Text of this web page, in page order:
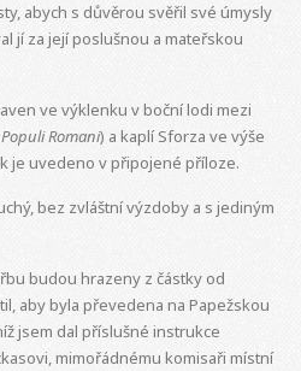
abych s důvěrou svěřil své úmysly
jí za její poslušnou a mateřskou
ve výklenku v boční lodi mezi
Romani) a kaplí Sforza ve výše
je uvedeno v připojené příloze.
bez zvláštní výzdoby a s jediným
budou hrazeny z částky od
aby byla převedena na Papežskou
jsem dal příslušné instrukce
mimořádnému komisaři místní